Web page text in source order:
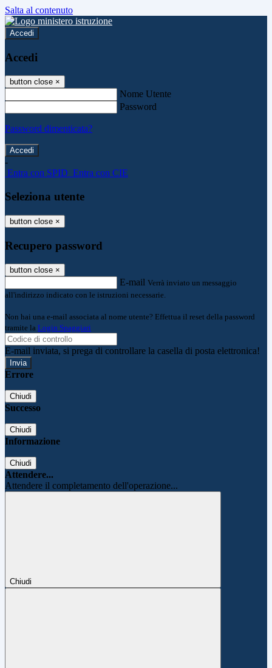
Salta al contenuto
Accedi
Accedi
button close ×
Nome Utente
Password
Password dimenticata?
-
Entra con SPID Entra con CIE
Seleziona utente
button close ×
Recupero password
button close ×
E-mail Verrà inviato un messaggio
all'indirizzo indicato con le istruzioni necessarie.
Non hai una e-mail associata al nome utente? Effettua il reset della password
tramite la Login Spaggiari
E-mail inviata, si prega di controllare la casella di posta elettronica!
Errore
Chiudi
Successo
Chiudi
Informazione
Chiudi
Attendere...
Attendere il completamento dell'operazione...
Chiudi